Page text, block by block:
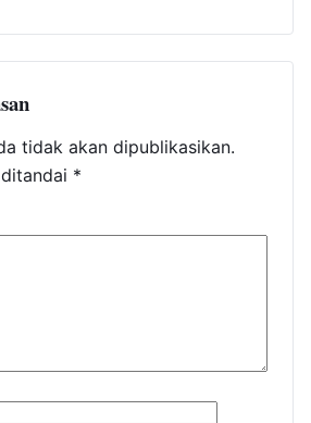
tidak akan dipublikasikan.
*